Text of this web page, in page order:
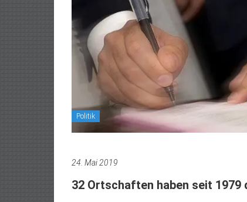
Politik
24. Mai 2019
32 Ortschaften haben seit